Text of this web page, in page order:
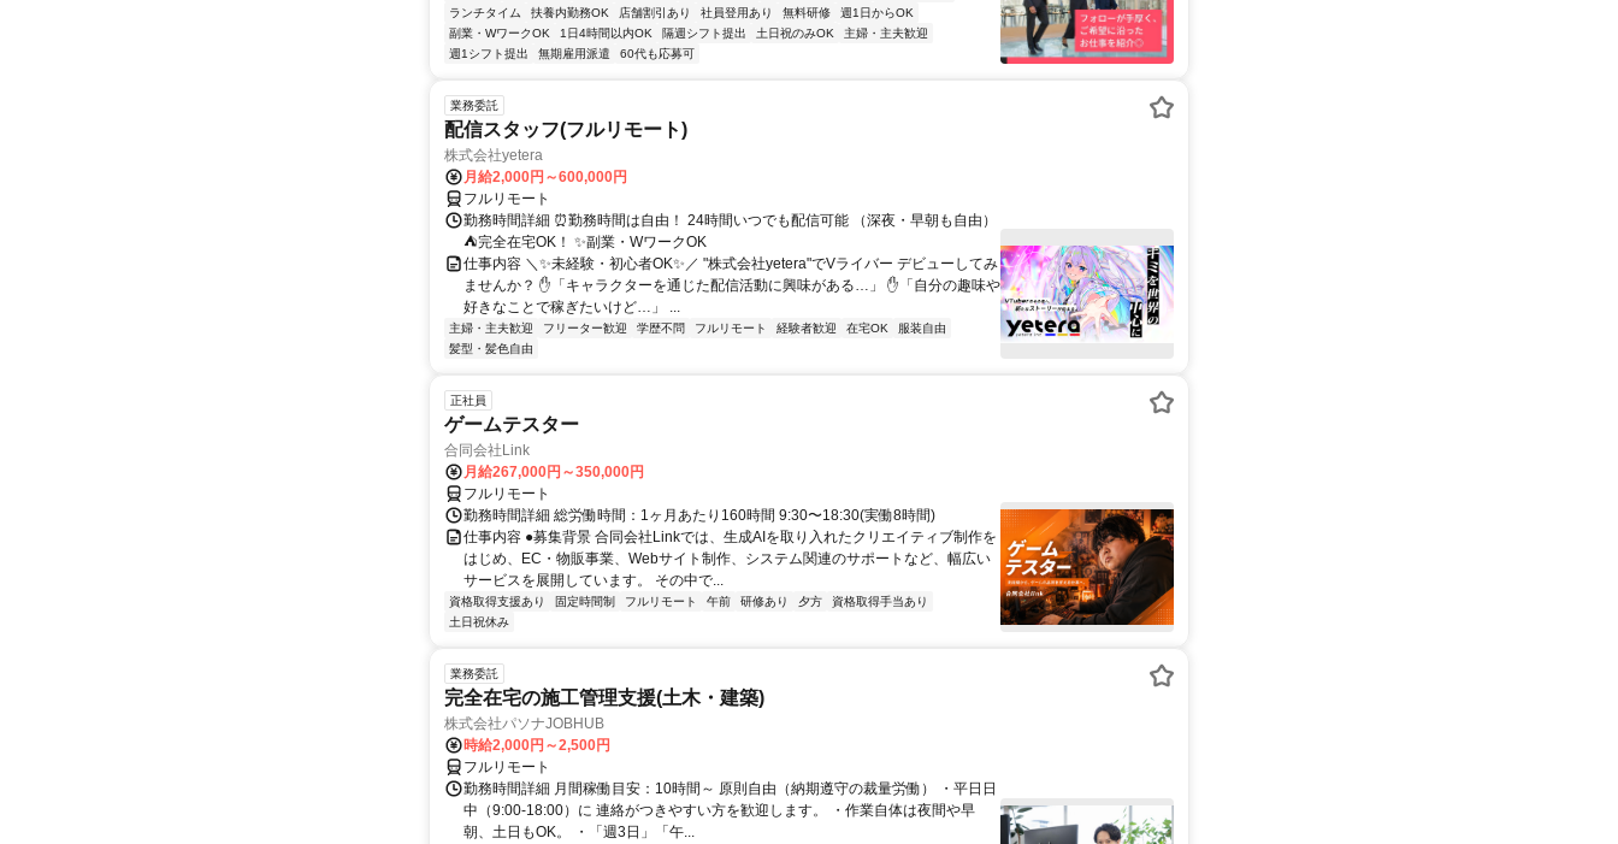
ランチタイム
扶養内勤務OK 店舗割引あり 社員登用あり 無料研修
週1日からOK
副業・WワークOK
1日4時間以内OK 隔週シフト提出 土日祝のみOK
主婦・主夫歓迎
週1シフト提出
無期雇用派遣 60代も応募可
業務委託
配信スタッフ(フルリモート)
株式会社yetera
月給2,000円～600,000円
フルリモート
勤務時間詳細 ⏰勤務時間は自由！ 24時間いつでも配信可能 （深夜・早朝も自由）
⛺完全在宅OK！ ✨副業・WワークOK
仕事内容 ＼✨未経験・初心者OK✨／ "株式会社yetera"でVライバー デビューしてみ
ませんか？ ✋「キャラクターを通じた配信活動に興味がある…」 ✋「自分の趣味や
好きなことで稼ぎたいけど…」 ...
主婦・主夫歓迎 フリーター歓迎 学歴不問 フルリモート 経験者歓迎 在宅OK
服装自由
髪型・髪色自由
正社員
ゲームテスター
合同会社Link
月給267,000円～350,000円
フルリモート
勤務時間詳細 総労働時間：1ヶ月あたり160時間 9:30〜18:30(実働8時間)
仕事内容 ●募集背景 合同会社Linkでは、生成AIを取り入れたクリエイティブ制作を
はじめ、EC・物販事業、Webサイト制作、システム関連のサポートなど、幅広い
サービスを展開しています。 その中で...
資格取得支援あり 固定時間制 フルリモート 午前 研修あり 夕方
資格取得手当あり
土日祝休み
業務委託
完全在宅の施工管理支援(土木・建築)
株式会社パソナJOBHUB
時給2,000円～2,500円
フルリモート
勤務時間詳細 月間稼働目安：10時間～ 原則自由（納期遵守の裁量労働） ・平日日
中（9:00-18:00）に 連絡がつきやすい方を歓迎します。 ・作業自体は夜間や早
朝、土日もOK。 ・「週3日」「午...